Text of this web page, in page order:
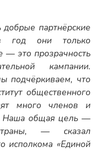
партнёрские
год они только
— это прозрачность
кампании.
подчёркиваем, что
общественного
много членов и
Наша общая цель —
— сказал
исполкома «Единой